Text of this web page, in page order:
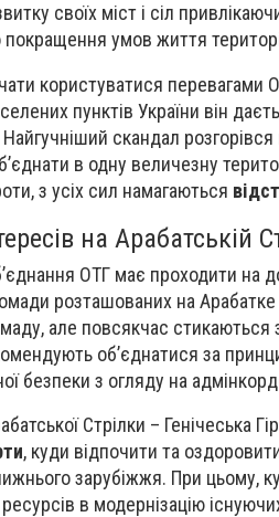
своїх міст і сіл
умов життя
користуватися перевагами
пунктів України він
скандал
в одну величезну
з усіх сил намагаються
на Арабатській
ОТГ має проходити на
розташованих на
але повсякчас
об’єднатися за
безпеки з огляду на
Стрілки – Генічеська
, куди відпочити та
зарубіжжя. При цьому,
в модернізацію